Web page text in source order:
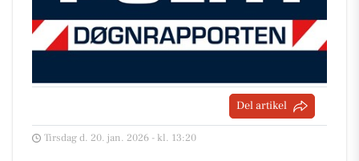
Del artikel
Tirsdag d. 20. jan. 2026 - kl. 13:20